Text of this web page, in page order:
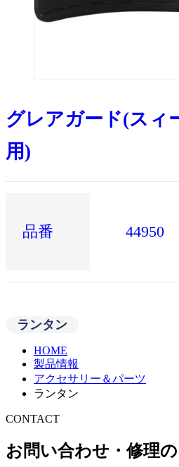
グレアガード(スィ
用)
品番 44950
ランタン
HOME
製品情報
アクセサリー＆パーツ
ランタン
CONTACT
お問い合わせ・修理